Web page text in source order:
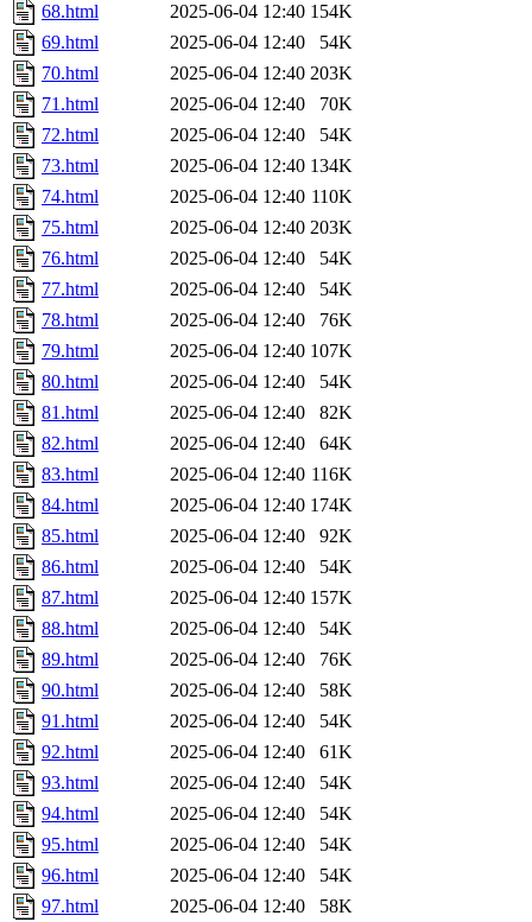
68.html
2025-06-04 12:40 154K
69.html
2025-06-04 12:40
54K
70.html
2025-06-04 12:40 203K
71.html
2025-06-04 12:40
70K
72.html
2025-06-04 12:40
54K
73.html
2025-06-04 12:40 134K
74.html
2025-06-04 12:40 110K
75.html
2025-06-04 12:40 203K
76.html
2025-06-04 12:40
54K
77.html
2025-06-04 12:40
54K
78.html
2025-06-04 12:40
76K
79.html
2025-06-04 12:40 107K
80.html
2025-06-04 12:40
54K
81.html
2025-06-04 12:40
82K
82.html
2025-06-04 12:40
64K
83.html
2025-06-04 12:40 116K
84.html
2025-06-04 12:40 174K
85.html
2025-06-04 12:40
92K
86.html
2025-06-04 12:40
54K
87.html
2025-06-04 12:40 157K
88.html
2025-06-04 12:40
54K
89.html
2025-06-04 12:40
76K
90.html
2025-06-04 12:40
58K
91.html
2025-06-04 12:40
54K
92.html
2025-06-04 12:40
61K
93.html
2025-06-04 12:40
54K
94.html
2025-06-04 12:40
54K
95.html
2025-06-04 12:40
54K
96.html
2025-06-04 12:40
54K
97.html
2025-06-04 12:40
58K